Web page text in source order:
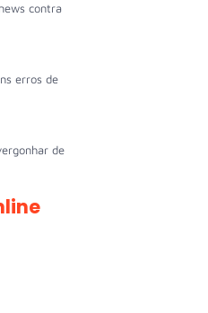
contra
erros de
de